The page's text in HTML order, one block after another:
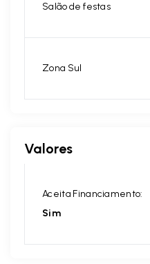
Salão de festas
Zona Sul
Valores
Aceita Financiamento:
Sim